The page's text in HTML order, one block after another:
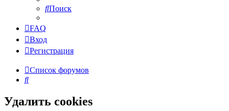
Поиск
FAQ
Вход
Регистрация
Список форумов
Поиск
Удалить cookies